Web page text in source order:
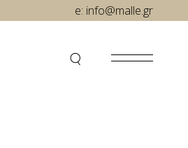
e: info@malle.gr